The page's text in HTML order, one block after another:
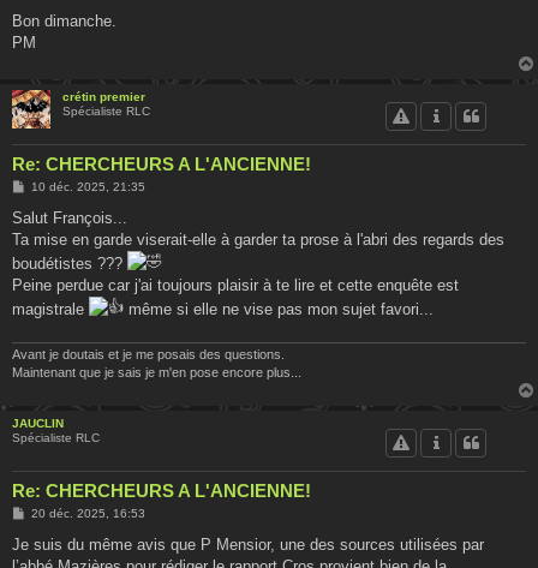
Bon dimanche.
PM
crétin premier
Spécialiste RLC
Re: CHERCHEURS A L'ANCIENNE!
M
s
a
g
e
10 déc. 2025, 21:35
Salut François...
Ta mise en garde viserait-elle à garder ta prose à l'abri des regards des
boudétistes ???
Peine perdue car j'ai toujours plaisir à te lire et cette enquête est
magistrale
même si elle ne vise pas mon sujet favori...
Avant je doutais et je me posais des questions.
Maintenant que je sais je m'en pose encore plus...
JAUCLIN
Spécialiste RLC
Re: CHERCHEURS A L'ANCIENNE!
M
s
20 déc. 2025, 16:53
Je suis du même avis que P Mensior, une des sources utilisées par